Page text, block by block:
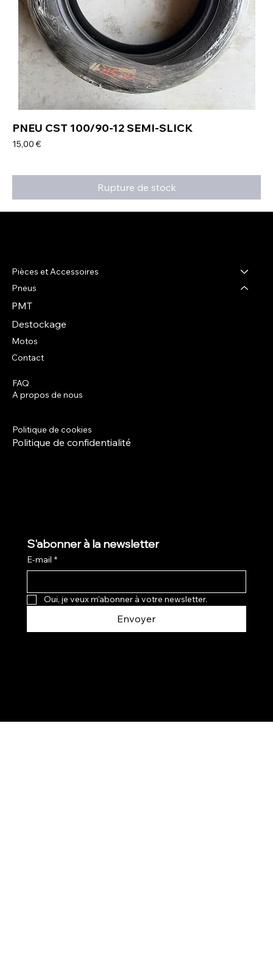
PNEU CST 100/90-12 SEMI-SLICK
Prix
15,00 €
Rupture de stock
Pièces et Accessoires
Pneus
PMT
Destockage
Motos
Contact
FAQ
A propos de nous
Politique de cookies
Politique de confidentialité
S'abonner à la newsletter
E-mail *
Oui, je veux m'abonner à votre newsletter.
Envoyer